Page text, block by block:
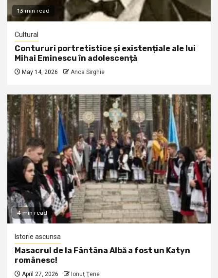
13 min read
Cultural
Contururi portretistice și existențiale ale lui
Mihai Eminescu în adolescență
May 14, 2026 Anca Sirghie
4 min read
Istorie ascunsa
Masacrul de la Fântâna Albă a fost un Katyn
românesc!
April 27, 2026 Ionuţ Ţene